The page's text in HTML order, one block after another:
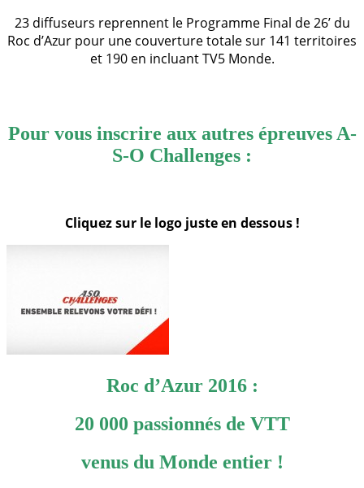
23 diffuseurs reprennent le Programme Final de 26’ du
Roc d’Azur pour une couverture totale sur 141 territoires
et 190 en incluant TV5 Monde.
Pour vous inscrire aux autres épreuves A-
S-O Challenges :
Cliquez sur le logo juste en dessous !
Roc d’Azur 2016 :
20 000 passionnés de VTT
venus du Monde entier !